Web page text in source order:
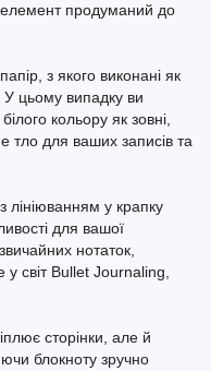
продуманий до
з якого виконані як
У цьому випадку ви
кольору як зовні,
тло для ваших записів та
лініюванням у крапку
для вашої
нотаток,
у світ Bullet Journaling,
сторінки, але й
блокноту зручно